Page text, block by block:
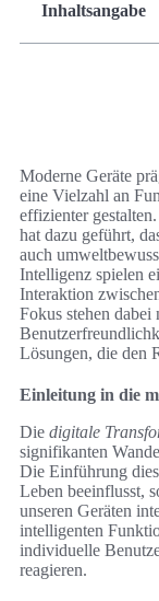
Inhaltsangabe
Moderne Geräte
eine Vielzahl an
effizienter
hat dazu geführt,
auch
Intelligenz spielen
Interaktion
Fokus stehen
Lösungen, die den
Einleitung in die
Die digitale
signifikanten
Die Einführung
Leben beeinflusst,
unseren Geräten
intelligenten
individuelle
reagieren.